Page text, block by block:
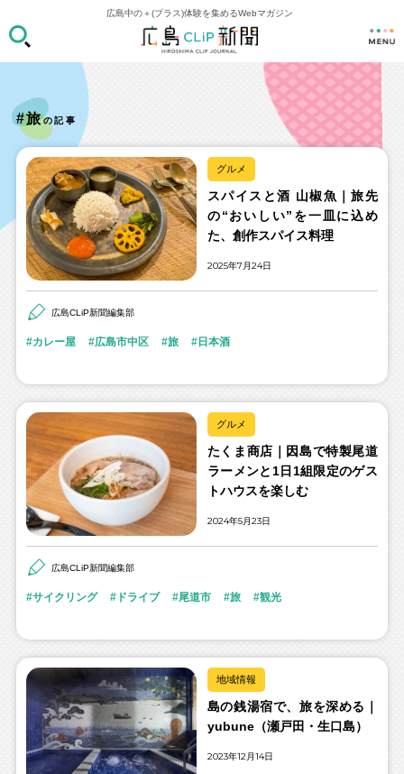
広島中の＋(プラス)体験を集めるWebマガジン
#旅の記事
グルメ
スパイスと酒 山椒魚｜旅先
の“おいしい”を一皿に込め
た、創作スパイス料理
2025年7月24日
広島CLiP新聞編集部
カレー屋 広島市中区 旅 日本酒
グルメ
たくま商店｜因島で特製尾道
ラーメンと1日1組限定のゲス
トハウスを楽しむ
2024年5月23日
広島CLiP新聞編集部
サイクリング ドライブ 尾道市 旅 観光
地域情報
島の銭湯宿で、旅を深める｜
yubune（瀬戸田・生口島）
2023年12月14日